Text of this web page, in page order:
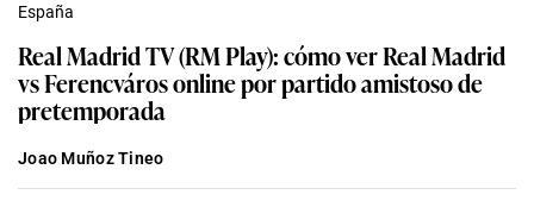
España
Real Madrid TV (RM Play): cómo ver Real Madrid
vs Ferencváros online por partido amistoso de
pretemporada
Joao Muñoz Tineo